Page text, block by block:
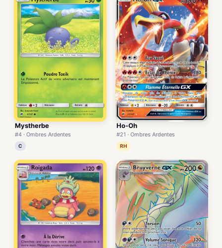
Mystherbe
#4 · Ombres Ardentes
C
Ho-Oh
#21 · Ombres Ardentes
RH